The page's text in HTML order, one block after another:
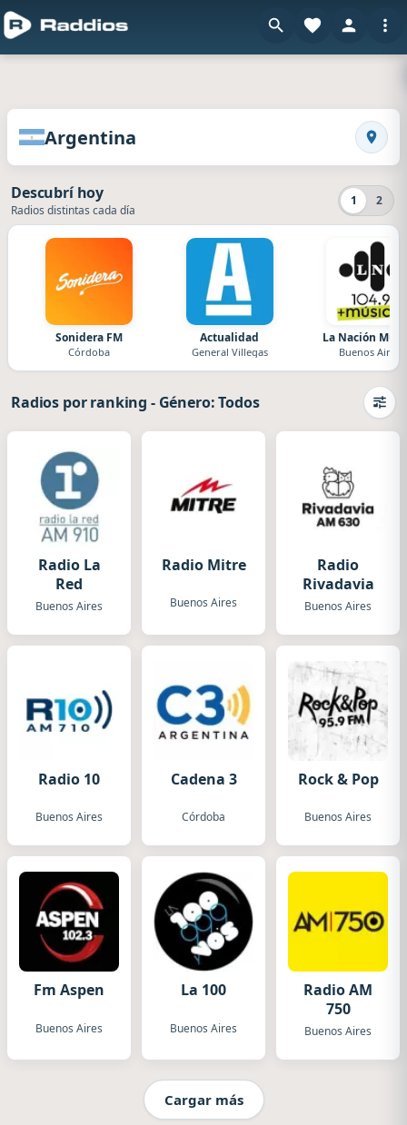
Radios de Argentinaen Raddios
Argentina
1 2
Descubrí hoy
Radios distintas cada día
Sonidera FM
Córdoba
Actualidad
General Villegas
La Nación
Buenos Aires
Radios por ranking - Género: Todos
Radio La
Red
Buenos Aires
Radio Mitre
Buenos Aires
Radio
Rivadavia
Buenos Aires
Radio 10
Buenos Aires
Cadena 3
Córdoba
Rock & Pop
Buenos Aires
Fm Aspen
Buenos Aires
La 100
Buenos Aires
Radio AM
750
Buenos Aires
Cargar más